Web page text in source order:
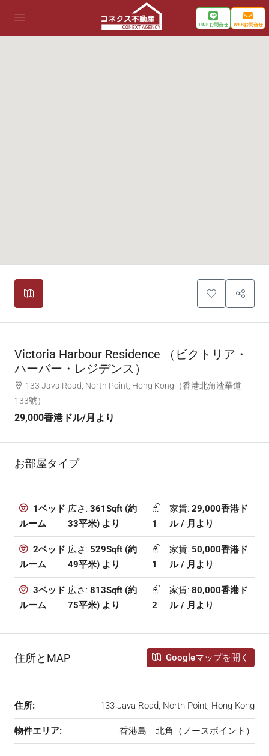
LINEお問合せ WEBお問合せ
Victoria Harbour Residence （ビクトリア・
ハーバー・レジデンス）
133 Java Road, North Point, Hong Kong（香港北角渣華道
133號）
29,000香港ドル/月より
お部屋タイプ
1ベッド
ルーム
広さ:361Sqft (約
33平米) より
1
家賃:29,000香港ド
ル / 月より
2ベッド
ルーム
広さ:529Sqft (約
49平米) より
1
家賃:50,000香港ド
ル / 月より
3ベッド
ルーム
広さ:813Sqft (約
75平米) より
2
家賃:80,000香港ド
ル / 月より
住所とMAP Googleマップを開く
住所: 133 Java Road, North Point, Hong Kong
物件エリア: 香港島 北角（ノースポイント）